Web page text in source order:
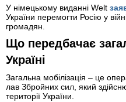
У німецькому виданні Welt
України перемогти Росію у
громадян.
Що передбачає
Україні
Загальна мобілізація ‒ це
лав Збройних сил, який
території України.